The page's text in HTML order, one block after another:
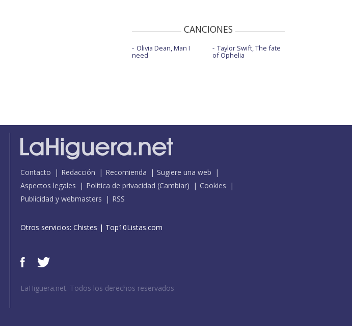
CANCIONES
Olivia Dean, Man I
need
Taylor Swift, The fate
of Ophelia
Contacto Redacción Recomienda
Sugiere una web
Aspectos legales
Política de privacidad (Cambiar)
Cookies
Publicidad y webmasters
RSS
Otros servicios: Chistes | Top10Listas.com
LaHiguera.net. Todos los derechos reservados